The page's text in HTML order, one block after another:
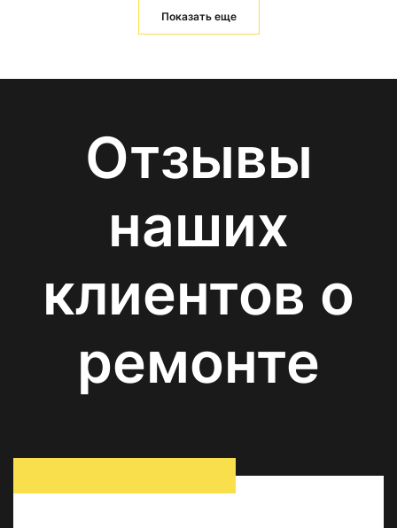
Показать еще
Отзывы
наших
клиентов о
ремонте